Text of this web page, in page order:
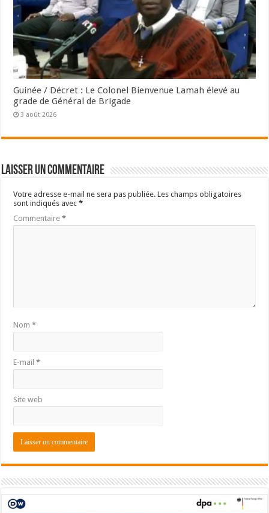
Guinée / Décret : Le Colonel Bienvenue Lamah élevé au
grade de Général de Brigade
3 août 2026
Laisser un commentaire
Votre adresse e-mail ne sera pas publiée. Les champs obligatoires
sont indiqués avec*
Commentaire*
Nom*
E-mail*
Site web